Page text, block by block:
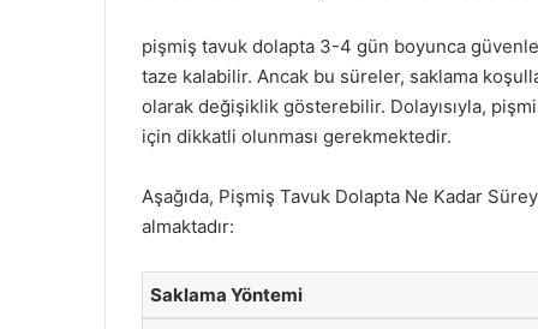
pişmiş tavuk dolapta 3-4 gün boyunca
taze kalabilir. Ancak bu süreler, saklama
olarak değişiklik gösterebilir. Dolayısıyla,
için dikkatli olunması gerekmektedir.
Aşağıda, Pişmiş Tavuk Dolapta Ne Kadar
almaktadır:
Saklama Yöntemi